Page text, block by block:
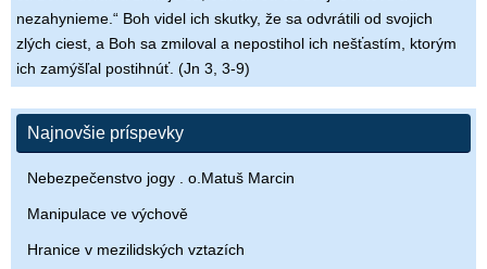
nezahynieme.“ Boh videl ich skutky, že sa odvrátili od svojich
zlých ciest, a Boh sa zmiloval a nepostihol ich nešťastím, ktorým
ich zamýšľal postihnúť. (Jn 3, 3-9)
Najnovšie príspevky
Nebezpečenstvo jogy . o.Matuš Marcin
Manipulace ve výchově
Hranice v mezilidských vztazích